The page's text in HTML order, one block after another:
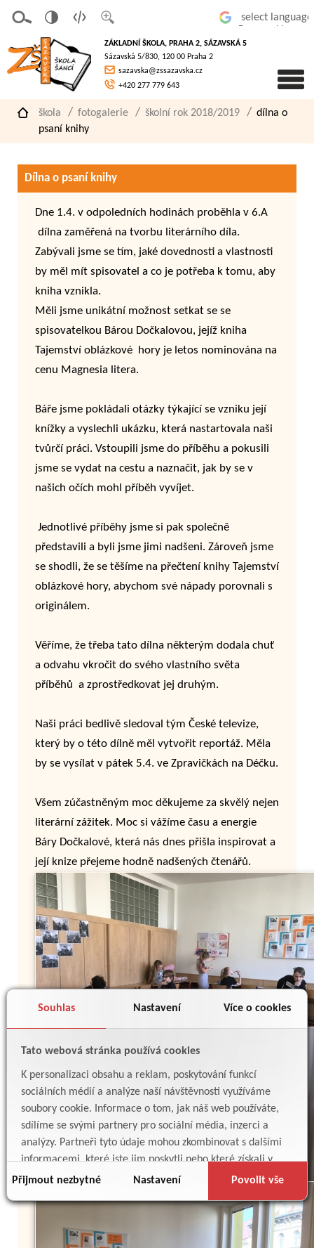
Souhlas Nastavení Více o cookies
Tato webová stránka používá cookies
K personalizaci obsahu a reklam, poskytování funkcí
sociálních médií a analýze naší návštěvnosti využíváme
soubory cookie. Informace o tom, jak náš web používáte,
sdílíme se svými partnery pro sociální média, inzerci a
analýzy. Partneři tyto údaje mohou zkombinovat s dalšími
informacemi, které jste jim poskytli nebo které získali v
důsledku toho, že používáte jejich služby.
Přijmout nezbytné Nastavení Povolit vše
písmo
á
verze
pro
slaboz
raké
ZÁKLADNÍ ŠKOLA, PRAHA 2, SÁZAVSKÁ 5
Sázavská 5/830, 120 00 Praha 2
sazavska@zssazavska.cz
+420 277 779 643
škola fotogalerie školní rok 2018/2019
dílna o
psaní knihy
Dílna o psaní knihy
Dne 1.4. v odpoledních hodinách proběhla v 6.A
dílna zaměřená na tvorbu literárního díla.
Zabývali jsme se tím, jaké dovednosti a vlastnosti
by měl mít spisovatel a co je potřeba k tomu, aby
kniha vznikla.
Měli jsme unikátní možnost setkat se se
spisovatelkou Bárou Dočkalovou, jejíž kniha
Tajemství oblázkové hory je letos nominována na
cenu Magnesia litera.
Báře jsme pokládali otázky týkající se vzniku její
knížky a vyslechli ukázku, která nastartovala naši
tvůrčí práci. Vstoupili jsme do příběhu a pokusili
jsme se vydat na cestu a naznačit, jak by se v
našich očích mohl příběh vyvíjet.
Jednotlivé příběhy jsme si pak společně
představili a byli jsme jimi nadšeni. Zároveň jsme
se shodli, že se těšíme na přečtení knihy Tajemství
oblázkové hory, abychom své nápady porovnali s
originálem.
Věříme, že třeba tato dílna některým dodala chuť
a odvahu vkročit do svého vlastního světa
příběhů a zprostředkovat jej druhým.
Naši práci bedlivě sledoval tým České televize,
který by o této dílně měl vytvořit reportáž. Měla
by se vysílat v pátek 5.4. ve Zpravičkách na Déčku.
Všem zúčastněným moc děkujeme za skvělý nejen
literární zážitek. Moc si vážíme času a energie
Báry Dočkalové, která nás dnes přišla inspirovat a
její knize přejeme hodně nadšených čtenářů.